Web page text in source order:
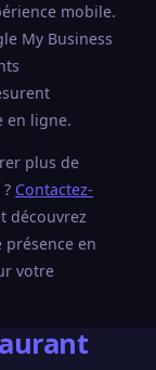
mobile.
My Business
en ligne.
plus de
Contactez-
découvrez
en
votre